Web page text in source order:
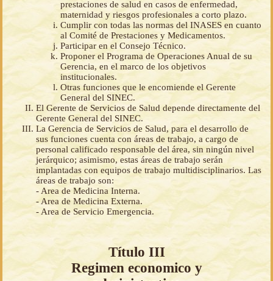
prestaciones de salud en casos de enfermedad,
maternidad y riesgos profesionales a corto plazo.
Cumplir con todas las normas del INASES en cuanto
al Comité de Prestaciones y Medicamentos.
Participar en el Consejo Técnico.
Proponer el Programa de Operaciones Anual de su
Gerencia, en el marco de los objetivos
institucionales.
Otras funciones que le encomiende el Gerente
General del SINEC.
El Gerente de Servicios de Salud depende directamente del
Gerente General del SINEC.
La Gerencia de Servicios de Salud, para el desarrollo de
sus funciones cuenta con áreas de trabajo, a cargo de
personal calificado responsable del área, sin ningún nivel
jerárquico; asimismo, estas áreas de trabajo serán
implantadas con equipos de trabajo multidisciplinarios. Las
áreas de trabajo son:
- Area de Medicina Interna.
- Area de Medicina Externa.
- Area de Servicio Emergencia.
Título III
Regimen economico y